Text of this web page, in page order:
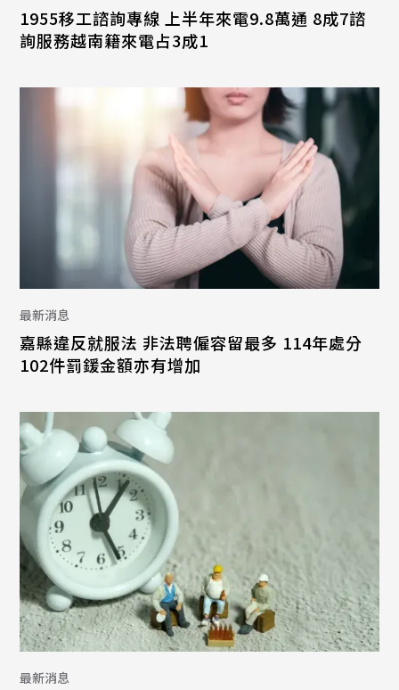
1955移工諮詢專線 上半年來電9.8萬通 8成7諮
詢服務越南籍來電占3成1
最新消息
嘉縣違反就服法 非法聘僱容留最多 114年處分
102件罰鍰金額亦有增加
最新消息